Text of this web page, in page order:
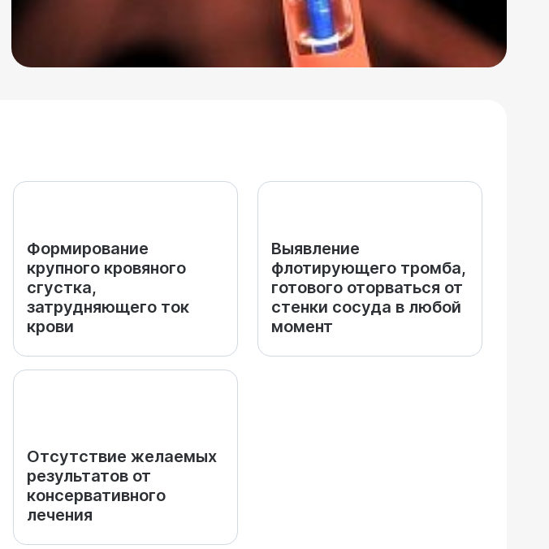
Формирование
крупного кровяного
сгустка,
затрудняющего ток
крови
Выявление
флотирующего тромба,
готового оторваться от
стенки сосуда в любой
момент
Отсутствие желаемых
результатов от
консервативного
лечения